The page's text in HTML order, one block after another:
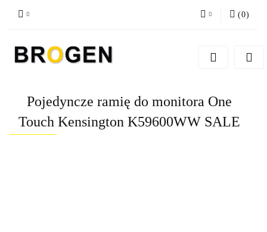
Zarejestruj się
Zgody cookies
(0)
Pojedyncze ramię do monitora One
Touch Kensington K59600WW SALE